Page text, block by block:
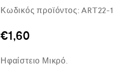
Κωδικός προϊόντος: ART22-1
€1,60
Ηφαίστειο Μικρό.